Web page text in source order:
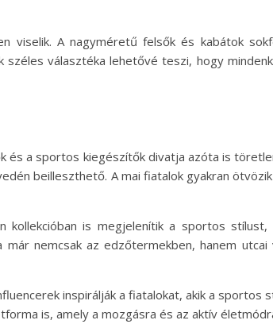
viselik. A nagyméretű felsők és kabátok
választéka lehetővé teszi, hogy
a sportos kiegészítők divatja azóta is
beilleszthető. A mai fiatalok gyakran
kollekcióban is megjelenítik a sportos stílust,
nemcsak az edzőtermekben, hanem utcai
inspirálják a fiatalokat, akik a sportos
is, amely a mozgásra és az aktív